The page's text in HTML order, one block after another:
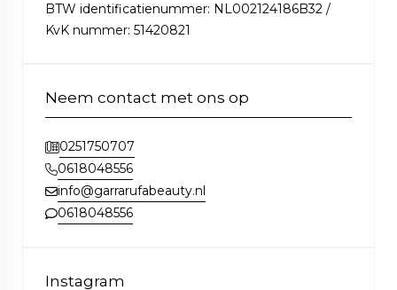
BTW identificatienummer: NL002124186B32 /
KvK nummer: 51420821
Neem contact met ons op
0251750707
0618048556
info@garrarufabeauty.nl
0618048556
Instagram